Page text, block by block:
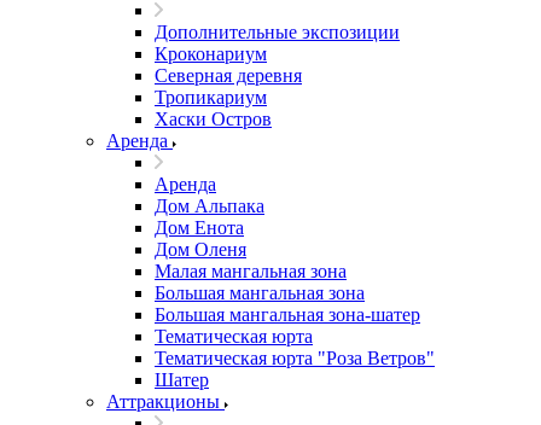
Дополнительные экспозиции
Кроконариум
Северная деревня
Тропикариум
Хаски Остров
Аренда
Аренда
Дом Альпака
Дом Енота
Дом Оленя
Малая мангальная зона
Большая мангальная зона
Большая мангальная зона-шатер
Тематическая юрта
Тематическая юрта "Роза Ветров"
Шатер
Аттракционы